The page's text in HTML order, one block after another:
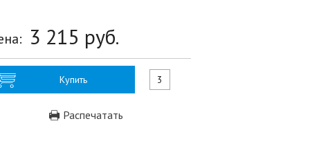
3 215 руб.
Купить
Распечатать